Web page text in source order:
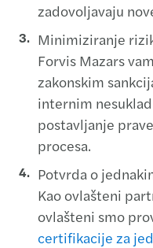
zadovoljavaju
Minimiziranje
Forvis Mazars
zakonskim
internim
postavljanje
procesa.
Potvrda o
Kao ovlašteni
ovlašteni smo
certifikacije za